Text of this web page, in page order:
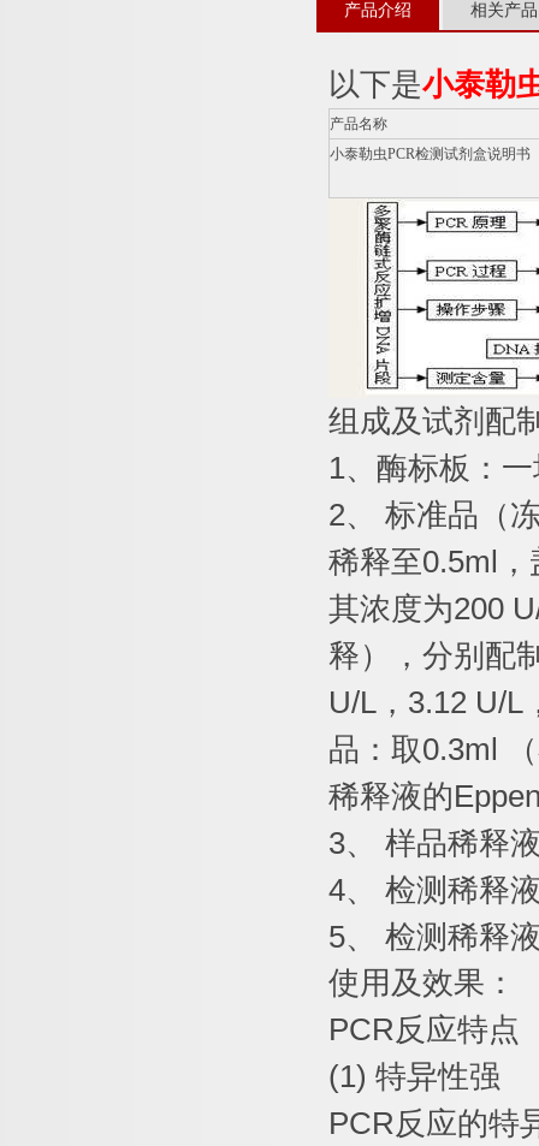
产品介绍 相关产品
以下是小泰勒
产品名称
小泰勒虫PCR检测试剂盒说明书
组成及试剂配
1、酶标板：
2、
标准品（
稀释至0.5ml
其浓度为200
释），分别配
U/L ， 3.12 U/L
品：取0.3ml
稀释液的
3、 样品稀释
4、 检测稀释
5、
检测稀释
使用及效果：
PCR反应特点
(1) 特异性强
PCR反应的特